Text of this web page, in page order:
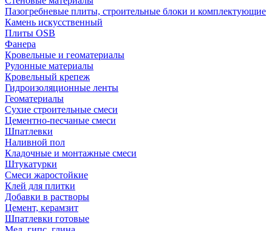
Пазогребневые плиты, строительные блоки и комплектующие
Камень искусственный
Плиты OSB
Фанера
Кровельные и геоматериалы
Рулонные материалы
Кровельный крепеж
Гидроизоляционные ленты
Геоматериалы
Сухие строительные смеси
Цементно-песчаные смеси
Шпатлевки
Наливной пол
Кладочные и монтажные смеси
Штукатурки
Смеси жаростойкие
Клей для плитки
Добавки в растворы
Цемент, керамзит
Шпатлевки готовые